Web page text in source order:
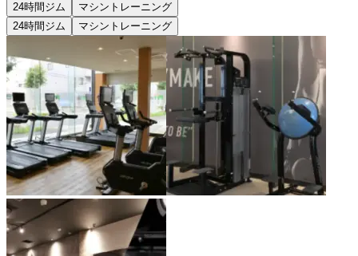
24時間ジム
マシントレーニング
24時間ジム
マシントレーニング